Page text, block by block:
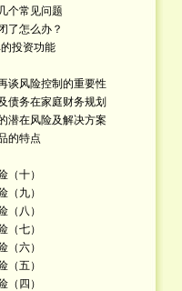
个常见问题
了怎么办？
投资功能
谈风险控制的重要性
债务在家庭财务规划
潜在风险及解决方案
的特点
（十）
（九）
（八）
（七）
（六）
（五）
（四）